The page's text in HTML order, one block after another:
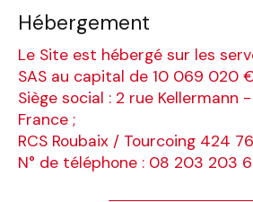
Hébergement
Le Site est hébergé sur les
SAS au capital de 10 069 020
Siège social : 2 rue Kellermann
France ;
RCS Roubaix / Tourcoing 424
N° de téléphone : 08 203 203